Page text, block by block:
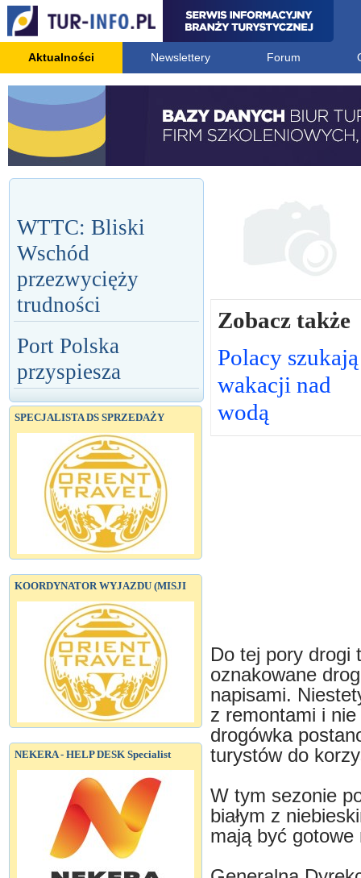
Aktualności Newslettery Forum
WTTC: Bliski
Wschód
przezwycięży
trudności
Port Polska
przyspiesza
SPECJALISTA DS SPRZEDAŻY
KOORDYNATOR WYJAZDU (MISJI
NEKERA - HELP DESK Specialist
Zobacz także
Polacy szukają
wakacji nad
wodą
Do tej pory drogi
oznakowane
napisami.
z remontami i
drogówka
turystów do
W tym sezonie
białym z
mają być gotowe